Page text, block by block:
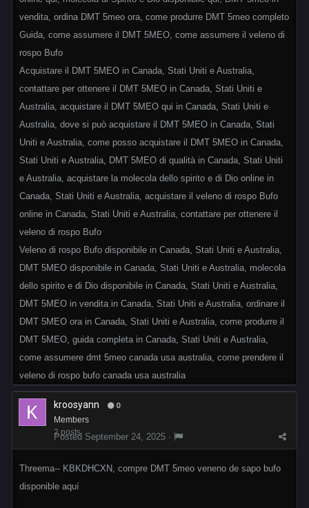
vendita, ordina DMT 5meo ora, come produrre DMT 5meo completo
Guida, come assumere il DMT 5MEO, come assumere il veleno di
rospo Bufo
Acquistare il DMT 5MEO in Canada, Stati Uniti e Australia,
contattare per ottenere il DMT 5MEO in Canada, Stati Uniti e
Australia, acquistare il DMT 5MEO qui in Canada, Stati Uniti e
Australia, dove si può acquistare il DMT 5MEO in Canada, Stati
Uniti e Australia, come posso acquistare il DMT 5MEO in Canada,
Stati Uniti e Australia, DMT 5MEO di qualità in Canada, Stati Uniti
e Australia, acquistare la molecola dello spirito e di Dio online in
Canada, Stati Uniti e Australia, acquistare il veleno di rospo Bufo
online in Canada, Stati Uniti e Australia, contattare per ottenere il
veleno di rospo Bufo
Veleno di rospo Bufo disponibile in Canada, Stati Uniti e Australia,
DMT 5MEO disponibile in Canada, Stati Uniti e Australia, molecola
dello spirito e di Dio disponibile in Canada, Stati Uniti e Australia,
DMT 5MEO in vendita in Canada, Stati Uniti e Australia, ordinare il
DMT 5MEO ora in Canada, Stati Uniti e Australia, come produrre il
DMT 5MEO, guida completa in Canada, Stati Uniti e Australia,
come assumere dmt 5meo canada usa australia, come prendere il
veleno di rospo bufo canada usa australia
kroosyann 0
Members
2 posts
Posted September 24, 2025 ·
Threema-- KBKDHCXN, compre DMT 5meo veneno de sapo bufo
disponible aquí